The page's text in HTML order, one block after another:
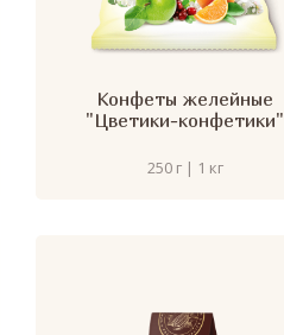
Конфеты желейные
"Цветики-конфетики"
250 г | 1 кг